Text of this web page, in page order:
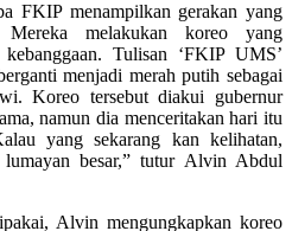
FKIP menampilkan gerakan yang
Mereka melakukan koreo yang
Tulisan ‘FKIP UMS’
menjadi merah putih sebagai
Koreo tersebut diakui gubernur
namun dia menceritakan hari itu
yang sekarang kan kelihatan,
besar,” tutur Alvin Abdul
Alvin mengungkapkan koreo